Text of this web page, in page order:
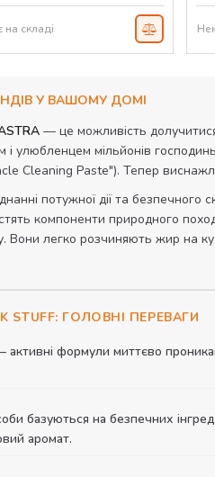
на складі
У ВАШОМУ ДОМІ
— це можливість
улюбленцем мільйонів
Cleaning Paste"). Тепер
потужної дії та
компоненти природного
Вони легко розчиняють жир на
STUFF: ГОЛОВНІ ПЕРЕВАГИ
активні формули миттєво
базуються на безпечних
аромат.